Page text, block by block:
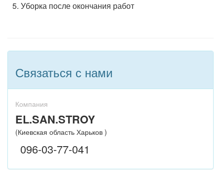
5. Уборка после окончания работ
Связаться с нами
Компания
EL.SAN.STROY
(Киевская область Харьков )
096-03-77-041